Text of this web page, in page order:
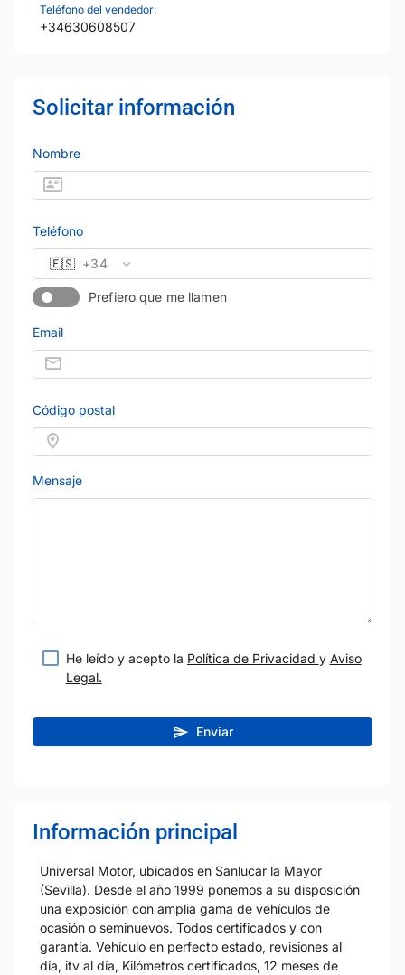
Teléfono del vendedor:
+34630608507
Solicitar información
Nombre
Teléfono
🇪🇸 +34
Prefiero que me llamen
Email
Código postal
Mensaje
He leído y acepto la Política de Privacidad y Aviso
Legal.
Enviar
Información principal
Universal Motor, ubicados en Sanlucar la Mayor
(Sevilla). Desde el año 1999 ponemos a su disposición
una exposición con amplia gama de vehículos de
ocasión o seminuevos. Todos certificados y con
garantía. Vehículo en perfecto estado, revisiones al
día, itv al día, Kilómetros certificados, 12 meses de